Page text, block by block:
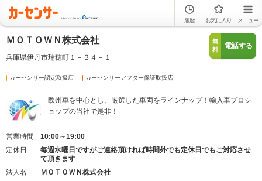
履歴 お気に入り メニュー
ＭＯＴＯＷＮ株式会社
兵庫県伊丹市瑞穂町１－３４－１
無
料
電話する
カーセンサー認定取扱店 カーセンサーアフター保証取扱店
欧州車を中心とし、厳選した車両をラインナップ！輸入車プロシ
ョップの当社で是非！
営業時間
10:00～19:00
定休日
毎週水曜日ですがご連絡頂ければ時間外でも定休日でもご対応させ
て頂きます
法人名
ＭＯＴＯＷＮ株式会社